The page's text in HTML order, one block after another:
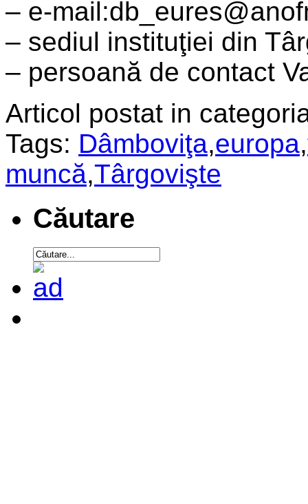
– e-
– sediul instituţiei din
– persoană de contact
Articol postat in
Tags: Dâmboviţa,europa,
muncă,Târgovişte
Căutare